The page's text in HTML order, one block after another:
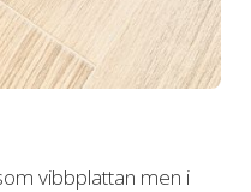
vibbplattan men i